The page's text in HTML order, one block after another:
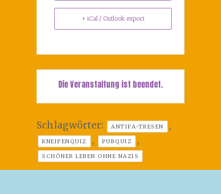
+ iCal / Outlook export
Die Veranstaltung ist beendet.
Schlagwörter: ANTIFA-TRESEN ,
KNEIPENQUIZ , PUBQUIZ ,
SCHÖNER LEBEN OHNE NAZIS